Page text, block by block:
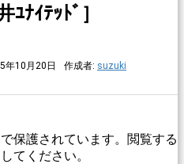
ﾅｲﾃｯﾄﾞ］
年10月20日 作成者: suzuki
保護されています。閲覧する
てください。